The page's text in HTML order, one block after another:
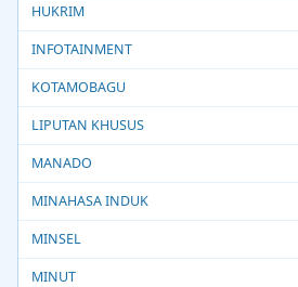
HUKRIM
INFOTAINMENT
KOTAMOBAGU
LIPUTAN KHUSUS
MANADO
MINAHASA INDUK
MINSEL
MINUT